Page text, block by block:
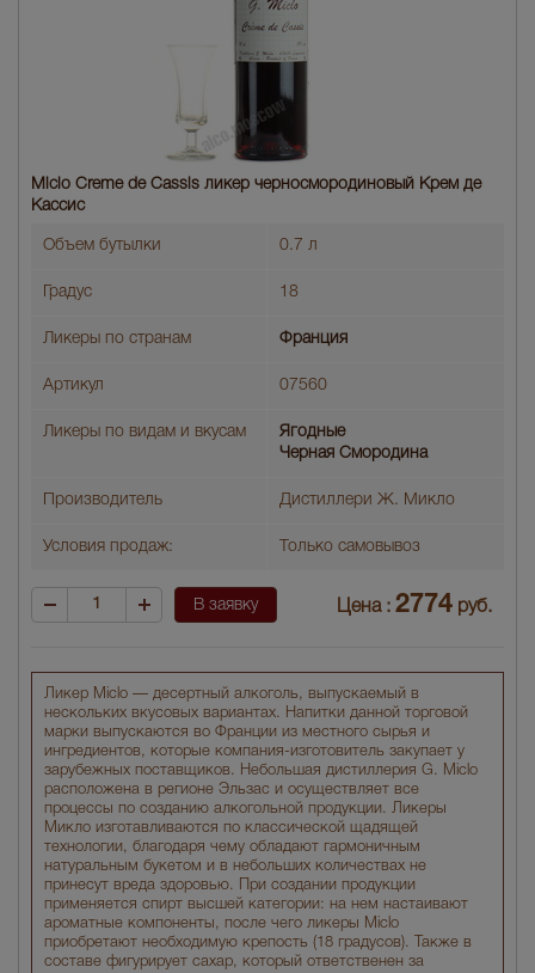
Ликер Miclo — десертный алкоголь, выпускаемый в
нескольких вкусовых вариантах. Напитки данной торговой
марки выпускаются во Франции из местного сырья и
ингредиентов, которые компания-изготовитель закупает у
зарубежных поставщиков. Небольшая дистиллерия G. Miclo
расположена в регионе Эльзас и осуществляет все
процессы по созданию алкогольной продукции. Ликеры
Микло изготавливаются по классической щадящей
технологии, благодаря чему обладают гармоничным
натуральным букетом и в небольших количествах не
принесут вреда здоровью. При создании продукции
применяется спирт высшей категории: на нем настаивают
ароматные компоненты, после чего ликеры Miclo
приобретают необходимую крепость (18 градусов). Также в
составе фигурирует сахар, который ответственен за
Miclo Creme de Cassis ликер черносмородиновый Крем де
Кассис
Объем бутылки 0.7 л
Градус 18
Ликеры по странам Франция
Артикул 07560
Ликеры по видам и вкусам
Ягодные
Черная Смородина
Производитель Дистиллери Ж. Микло
Условия продаж: Только самовывоз
В заявку Цена : 2774 руб.